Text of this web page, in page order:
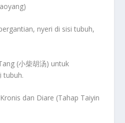
nyeri di sisi tubuh,
(小柴胡汤) untuk
tubuh.
dan Diare (Tahap Taiyin